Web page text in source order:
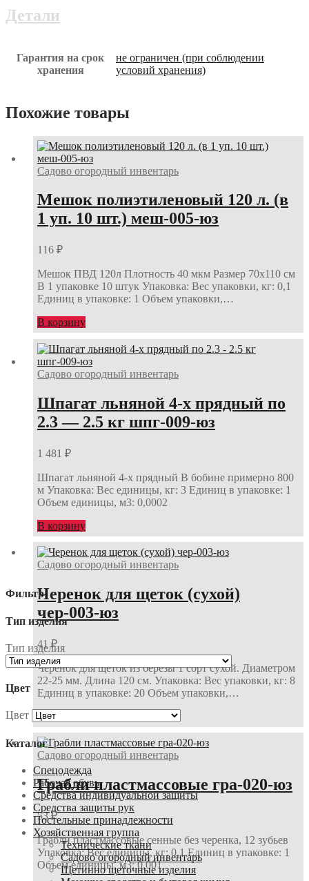
витые
Детали
Гарантия на срок
хранения
не ограничен (при соблюдении
условий хранения)
Похожие товары
Садово огородный инвентарь
Мешок полиэтиленовый 120 л. (в
1 уп. 10 шт.) меш-005-юз
116 ₽
Мешок ПВД 120л Плотность 40 мкм Размер 70х110 см
В 1 упаковке 10 штук Упаковка: Вес упаковки, кг: 0,1
Единиц в упаковке: 1 Объем упаковки,…
В корзину
Садово огородный инвентарь
Шпагат льняной 4-х прядный по
2.3 — 2.5 кг шпг-009-юз
1 481 ₽
Шпагат льняной 4-х прядный В бобине примерно 800
м Упаковка: Вес единицы, кг: 3 Единиц в упаковке: 1
Объем единицы, м3: 0,0002
В корзину
Садово огородный инвентарь
Черенок для щеток (сухой)
чер-003-юз
41₽
Черенок для щеток из березы 1 сорт сухой. Диаметром
22-25 мм. Длина 120 см. Упаковка: Вес упаковки, кг: 8
Единиц в упаковке: 20 Объем упаковки,…
В корзину
Садово огородный инвентарь
Грабли пластмассовые гра-020-юз
53₽
Грабли пластмассовые сенные без черенка, 12 зубьев
Упаковка: Вес единицы, кг: 0,1 Единиц в упаковке: 1
Объем единицы, м3: 0,001
Фильтр
Тип изделия
Тип изделия
Цвет
Цвет
Каталог
Спецодежда
Рабочая обувь
Средства индивидуальной защиты
Средства защиты рук
Постельные принадлежности
Хозяйственная группа
Технические ткани
Садово огородный инвентарь
Щетинно щеточные изделия